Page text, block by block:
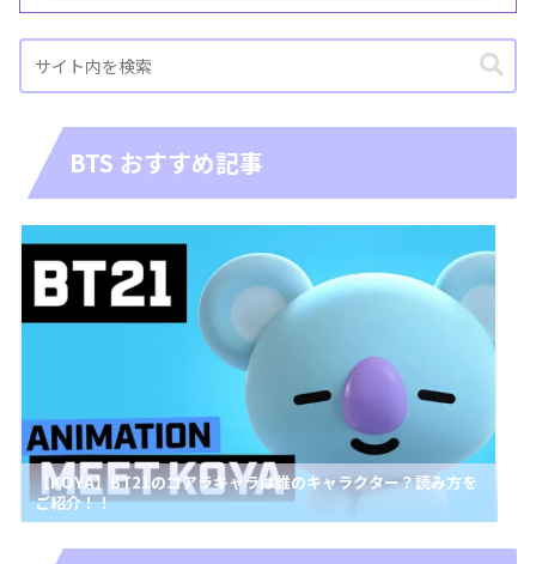
BTS おすすめ記事
【KOYA】BT21のコアラキャラは誰のキャラクター？読み方を
ご紹介！！